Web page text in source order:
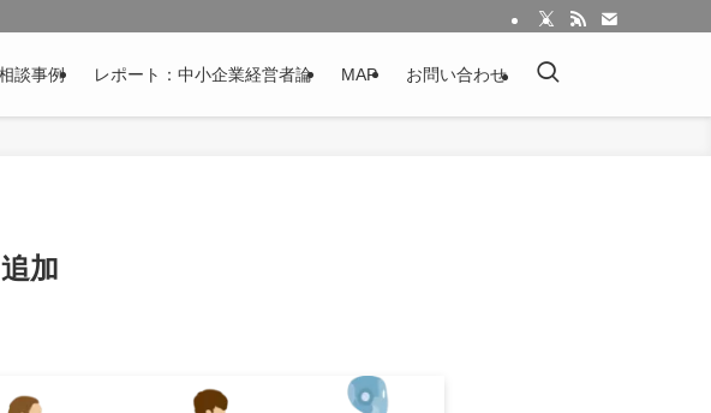
談事例 レポート：中小企業経営者論 MAP お問い合わせ
加